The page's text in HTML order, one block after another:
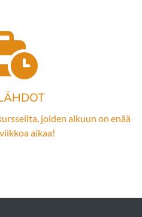
joiden alkuun on enää
aikaa!